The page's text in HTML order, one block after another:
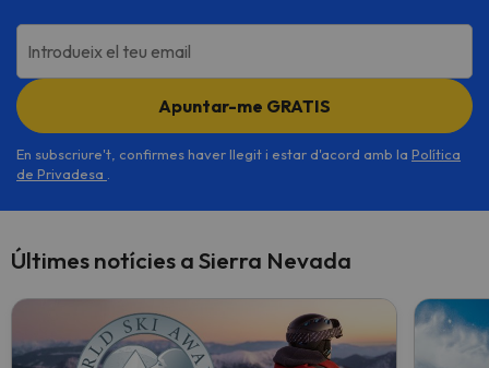
Introdueix el teu email
Apuntar-me GRATIS
En subscriure't, confirmes haver llegit i estar d'acord amb la Política
de Privadesa
Últimes notícies a Sierra Nevada